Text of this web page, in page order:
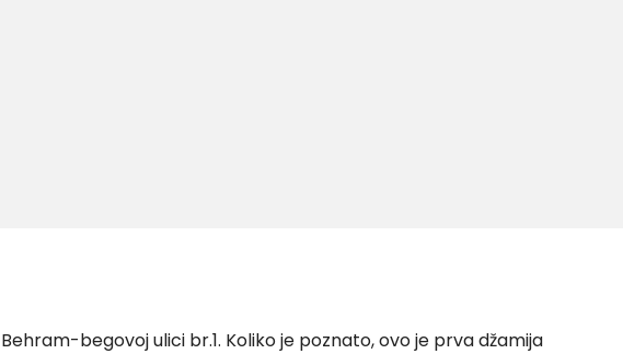
begovoj ulici br.1. Koliko je poznato, ovo je prva džamija